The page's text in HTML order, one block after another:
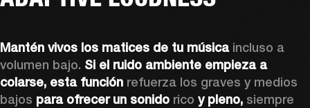
Mantén vivos los matices de tu música incluso a
volumen bajo. Si el ruido ambiente empieza a
colarse, esta función refuerza los graves y medios
bajos para ofrecer un sonido rico y pleno,